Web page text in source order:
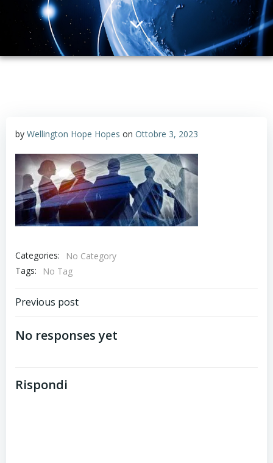
by Wellington Hope Hopes on Ottobre 3, 2023
Categories:
No Category
Tags:
No Tag
Post
navigation
Previous post
No responses yet
Rispondi